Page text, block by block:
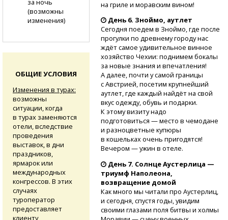
на гриле и моравским вином!
День 6. Зноймо, аутлет
Сегодня поедем в Зноймо, где после
прогулки по древнему городу нас
ждёт самое удивительное винное
хозяйство Чехии: поднимем бокалы
за новые знания и впечатления!
А далее, почти у самой границы
с Австрией, посетим крупнейший
аутлет, где каждый найдёт на свой
вкус одежду, обувь и подарки.
К этому визиту надо
подготовиться — место в чемодане
и разноцветные купюры
в кошельках очень пригодятся!
Вечером — ужин в отеле.
День 7. Солнце Аустерлица —
триумф Наполеона,
возвращение домой
Как много мы читали про Аустерлиц,
и сегодня, спустя годы, увидим
своими глазами поля битвы и холмы
за ночь
(возможны
изменения)
ОБЩИЕ УСЛОВИЯ
Изменения в турах:
возможны
ситуации, когда
в турах заменяются
отели, вследствие
проведения
выставок, в дни
праздников,
ярмарок или
международных
конгрессов. В этих
случаях
туроператор
предоставляет
клиенту